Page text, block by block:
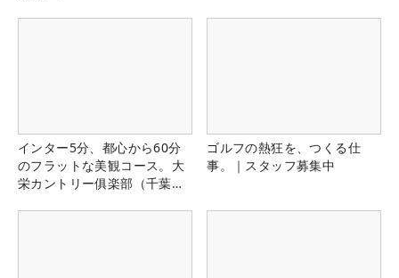
インター5分、都心から60分
のフラットな美観コース。大
栄カントリー俱楽部（千葉
ゴルフの熱狂を、つくる仕
事。｜スタッフ募集中